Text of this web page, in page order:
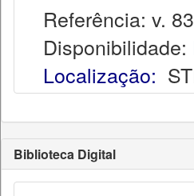
Referência: v.
Disponibilidade:
Localização:
Biblioteca Digital